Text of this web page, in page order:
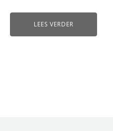
LEES VERDER